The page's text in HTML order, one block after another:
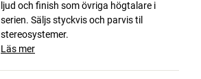
ljud och finish som övriga högtalare i
serien. Säljs styckvis och parvis til
stereosystemer.
Läs mer